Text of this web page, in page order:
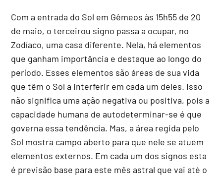
Com a entrada do Sol em Gêmeos às 15h55 de 20
de maio, o terceirou signo passa a ocupar, no
Zodíaco, uma casa diferente. Nela, há elementos
que ganham importância e destaque ao longo do
período. Esses elementos são áreas de sua vida
que têm o Sol a interferir em cada um deles. Isso
não significa uma ação negativa ou positiva, pois a
capacidade humana de autodeterminar-se é que
governa essa tendência. Mas, a área regida pelo
Sol mostra campo aberto para que nele se atuem
elementos externos. Em cada um dos signos esta
é previsão base para este mês astral que vai até o